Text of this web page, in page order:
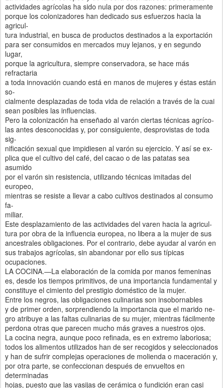
actividades agrícolas ha sido nula por dos razones: primeramente
porque los colonizadores han dedicado sus esfuerzos hacia la
agricul-
tura industrial, en busca de productos destinados a la exportación
para ser consumidos en mercados muy lejanos, y en segundo
lugar,
porque la agricultura, siempre conservadora, se hace más
refractaria
a toda innovación cuando está en manos de mujeres y éstas están
so-
cialmente desplazadas de toda vida de relación a través de la cuai
sean posibles las influencias.
Pero la colonización ha enseñado al varón ciertas técnicas agríco-
las antes desconocidas y, por consiguiente, desprovistas de toda
sig-
nificación sexual que impidiesen al varón su ejercicio. Y así se ex-
plica que el cultivo del café, del cacao o de las patatas sea
asumido
por el varón sin resistencia, utilizando técnicas imitadas del
europeo,
mientras se resiste a llevar a cabo cultivos destinados al consumo
fa-
miliar.
Este desplazamiento de las actividades del varen hacia la agricul-
tura por obra de la influencia europea, no libera a la mujer de sus
ancestrales obligaciones. Por el contrario, debe ayudar al varón en
sus trabajos agrícolas, sin abandonar por ello sus típicas
ocupaciones.
LA COCINA.—La elaboración de la comida por manos femeninas
es, desde los tiempos primitivos, de una importancia fundamental y
constituye el cimiento del prestigio doméstico de la mujer.
Entre los negros, las obligaciones culinarias son insobornables
y de primer orden, sorprendiendo la importancia que el marido ne-
gro atribuye a las faltas culinarias de su mujer, mientras fácilmente
perdona otras que parecen mucho más graves a nuestros ojos.
La cocina negra, aunque poco refinada, es en extremo laboriosa;
todos los alimentos utilizados han de ser recogidos y seleccionados
y han de sufrir complejas operaciones de molienda o maceración y,
por otra parte, se confeccionan después de envueltos en
determinadas
hojas, puesto que las vasijas de cerámica o fundición eran casi